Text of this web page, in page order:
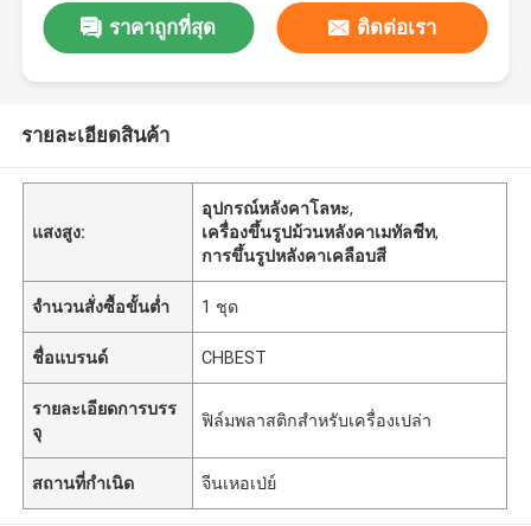
ราคาถูกที่สุด ติดต่อเรา
รายละเอียดสินค้า
แสงสูง:
อุปกรณ์หลังคาโลหะ,
เครื่องขึ้นรูปม้วนหลังคาเมทัลชีท,
การขึ้นรูปหลังคาเคลือบสี
จำนวนสั่งซื้อขั้นต่ำ 1 ชุด
ชื่อแบรนด์ CHBEST
รายละเอียดการบรร
จุ
ฟิล์มพลาสติกสำหรับเครื่องเปล่า
สถานที่กำเนิด จีนเหอเป่ย์